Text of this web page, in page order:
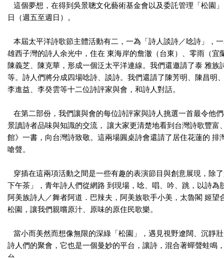
這個夢想，在得到吳景聰文化藝術基金會以及委託管理「松園
日（週五至週日）。
本屆太平洋詩歌節主體活動有二，一為「詩人談詩／唸詩」，
雄西子灣的詩人余光中，住在 東海岸的詹澈（台東）、零雨（
陳義芝、陳克華，形成一個泛太平洋連線。我們還邀請了泰 雅
等。詩人們將分成四場唸詩、談詩。我們還請了陳芳明、陳昌
李進益、李癸雲等十二位詩評家與會，和詩人對話。
在第二部份，我們讓與會的每位詩評家與詩人挑選一首最令他
景讀詩者品味與知識的交流， 讓大家更清楚地看到台灣詩歌豐
館》一書，向台灣詩致敬。這兩場圓桌詩會還請了居住花蓮的
嗆聲。
穿插在這兩項活動之間是一些有趣的表演節目與創意展現，除
下午茶」，青年詩人們從網路 到現場，唸、唱、吟、跳，以詩
阿美族詩人／舞者阿道．巴辣夫，阿美族歌手小美，太魯閣 姬
松園，讓我們親嚐原汁、原味的原住民歌樂。
當小而美然而想像無限的深綠「松園」，遇見視野遼闊、沉靜
詩人們的聚會，它也是一個曼妙的平台，讓詩，混合著蟬聲蛙